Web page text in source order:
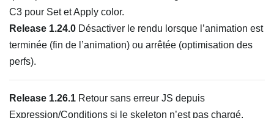
C3 pour Set et Apply color.
Release 1.24.0 Désactiver le rendu lorsque l’animation est
terminée (fin de l’animation) ou arrêtée (optimisation des
perfs).
Release 1.26.1 Retour sans erreur JS depuis
Expression/Conditions si le skeleton n’est pas chargé.